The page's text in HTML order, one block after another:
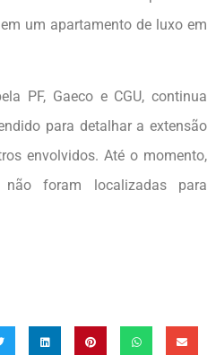
um apartamento de luxo em
PF, Gaeco e CGU, continua
para detalhar a extensão
envolvidos. Até o momento,
foram localizadas para